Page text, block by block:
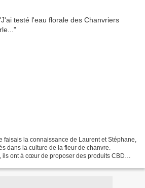
faisais la connaissance de Laurent et Stéphane,
dans la culture de la fleur de chanvre.
ils ont à cœur de proposer des produits CBD